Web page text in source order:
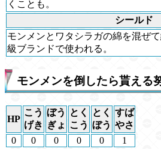
くことも。
シールド
モンメンとワタシラガの綿を混ぜ
級ブランドで使われる。
モンメンを倒したら貰える
HP
こう
げき
ぼう
ぎょ
とく
こう
とく
ぼう
すば
やさ
0
0 0 0 0 1